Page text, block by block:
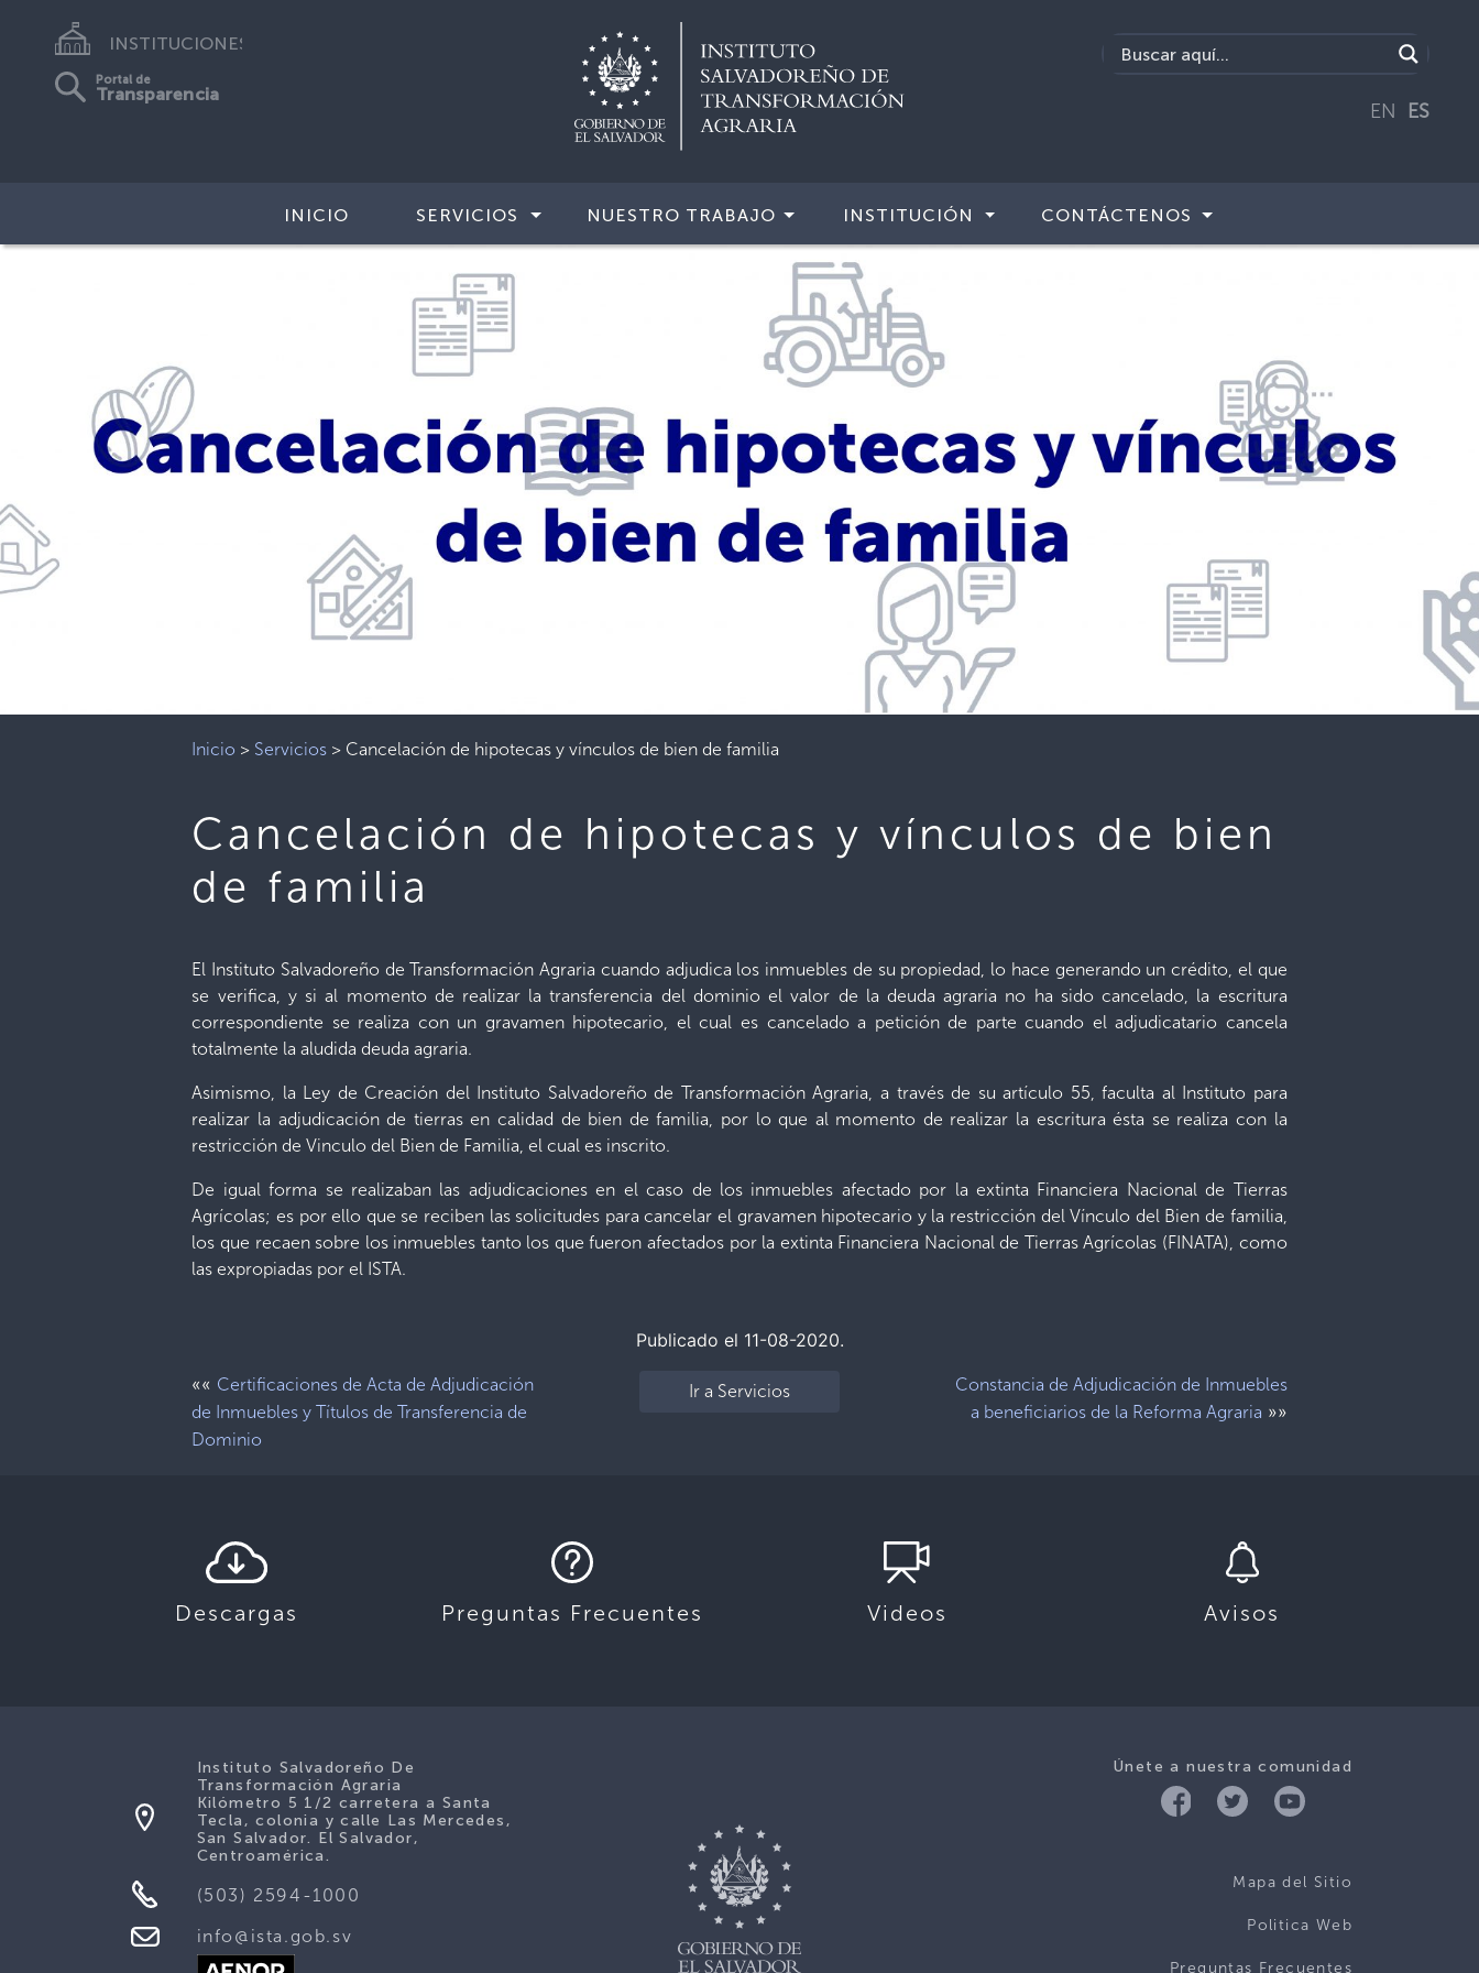
INSTITUCIONES
Portal de
Transparencia
EN ES
INICIO SERVICIOS NUESTRO TRABAJO INSTITUCIÓN CONTÁCTENOS
Inicio > Servicios > Cancelación de hipotecas y vínculos de bien de familia
Cancelación de hipotecas y vínculos de bien
de familia
El Instituto Salvadoreño de Transformación Agraria cuando adjudica los inmuebles de su propiedad, lo hace generando un crédito, el que
se verifica, y si al momento de realizar la transferencia del dominio el valor de la deuda agraria no ha sido cancelado, la escritura
correspondiente se realiza con un gravamen hipotecario, el cual es cancelado a petición de parte cuando el adjudicatario cancela
totalmente la aludida deuda agraria.
Asimismo, la Ley de Creación del Instituto Salvadoreño de Transformación Agraria, a través de su artículo 55, faculta al Instituto para
realizar la adjudicación de tierras en calidad de bien de familia, por lo que al momento de realizar la escritura ésta se realiza con la
restricción de Vinculo del Bien de Familia, el cual es inscrito.
De igual forma se realizaban las adjudicaciones en el caso de los inmuebles afectado por la extinta Financiera Nacional de Tierras
Agrícolas; es por ello que se reciben las solicitudes para cancelar el gravamen hipotecario y la restricción del Vínculo del Bien de familia,
los que recaen sobre los inmuebles tanto los que fueron afectados por la extinta Financiera Nacional de Tierras Agrícolas (FINATA), como
las expropiadas por el ISTA.
Publicado el 11-08-2020.
«« Certificaciones de Acta de Adjudicación
de Inmuebles y Títulos de Transferencia de
Dominio
Ir a Servicios
Constancia de Adjudicación de Inmuebles
a beneficiarios de la Reforma Agraria »»
Descargas Preguntas Frecuentes Videos Avisos
Únete a nuestra comunidad
Mapa del Sitio
Politica Web
Preguntas Frecuentes
Instituto Salvadoreño De
Transformación Agraria
Kilómetro 5 1/2 carretera a Santa
Tecla, colonia y calle Las Mercedes,
San Salvador. El Salvador,
Centroamérica.
(503) 2594-1000
info@ista.gob.sv